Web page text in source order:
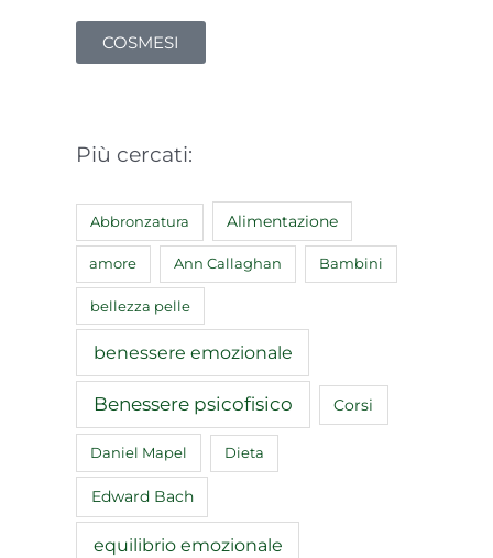
COSMESI
Più cercati:
Abbronzatura Alimentazione
amore Ann Callaghan Bambini
bellezza pelle
benessere emozionale
Benessere psicofisico Corsi
Daniel Mapel Dieta
Edward Bach
equilibrio emozionale